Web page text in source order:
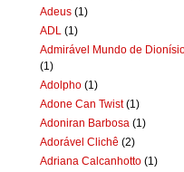
Adeus (1)
ADL (1)
Admirável Mundo de
(1)
Adolpho (1)
Adone Can Twist (1)
Adoniran Barbosa (1)
Adorável Clichê (2)
Adriana Calcanhotto (1)